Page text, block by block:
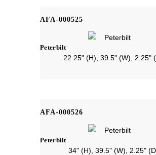
AFA-000525
Peterbilt
22.25" (H), 39.5" (W), 2.25"
AFA-000526
Peterbilt
34" (H), 39.5" (W), 2.25"